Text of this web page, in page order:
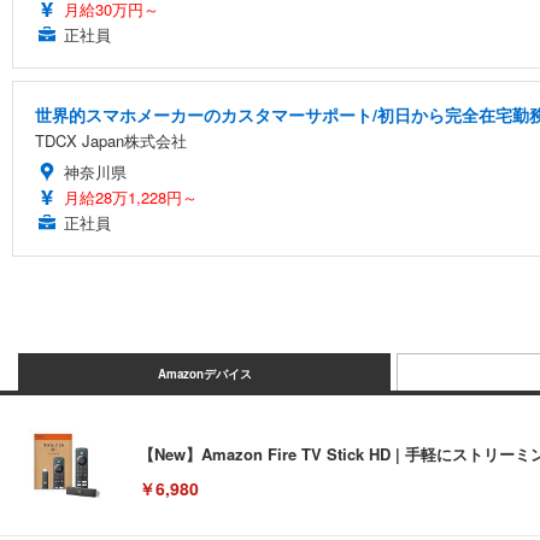
月給30万円～
正社員
世界的スマホメーカーのカスタマーサポート/初日から完全在宅勤
TDCX Japan株式会社
神奈川県
月給28万1,228円～
正社員
Amazonデバイス
【New】Amazon Fire TV Stick HD | 手軽にストリー
￥6,980